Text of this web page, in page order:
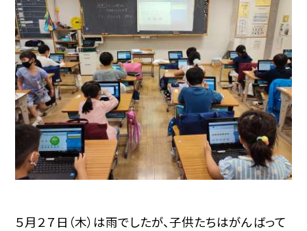
５月２７日（木）は雨でしたが、子供たちはがんばって